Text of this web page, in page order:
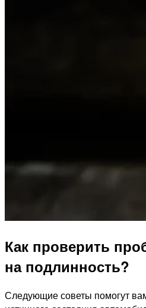
Как проверить
на подлинность?
Следующие советы помогут